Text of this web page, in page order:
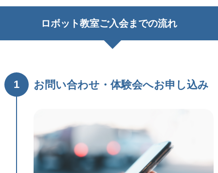
ロボット教室ご入会までの流れ
1 お問い合わせ・体験会へお申し込み